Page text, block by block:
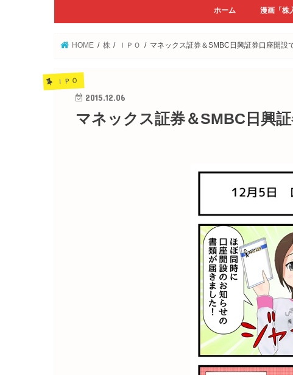
ホーム 漫画「株
HOME 株 ＩＰＯ マネックス証券＆SMBC日興証券口座開設
ＩＰＯ
2015.12.06
マネックス証券＆SMBC日興